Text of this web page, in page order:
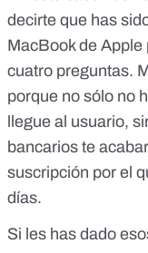
decirte que has
MacBook de
cuatro preguntas.
porque no sólo no
llegue al usuario,
bancarios te
suscripción por el
días.
Si les has dado